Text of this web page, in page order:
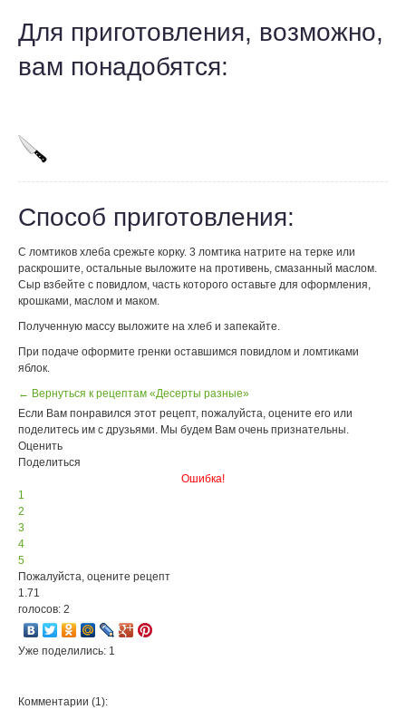
Для приготовления, возможно,
вам понадобятся:
Способ приготовления:
С ломтиков хлеба срежьте корку. 3 ломтика натрите на терке или
раскрошите, остальные выложите на противень, смазанный маслом.
Сыр взбейте с повидлом, часть которого оставьте для оформления,
крошками, маслом и маком.
Полученную массу выложите на хлеб и запекайте.
При подаче оформите гренки оставшимся повидлом и ломтиками
яблок.
← Вернуться к рецептам «Десерты разные»
Если Вам понравился этот рецепт, пожалуйста, оцените его или
поделитесь им с друзьями. Мы будем Вам очень признательны.
Оценить
Поделиться
Ошибка!
1
2
3
4
5
Пожалуйста, оцените рецепт
1.71
голосов: 2
Уже поделились: 1
Комментарии (1):